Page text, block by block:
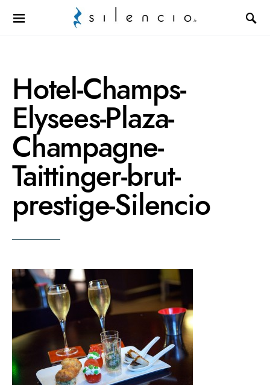
Search for:
Hotel-Champs-
Elysees-Plaza-
Champagne-
Taittinger-brut-
prestige-Silencio